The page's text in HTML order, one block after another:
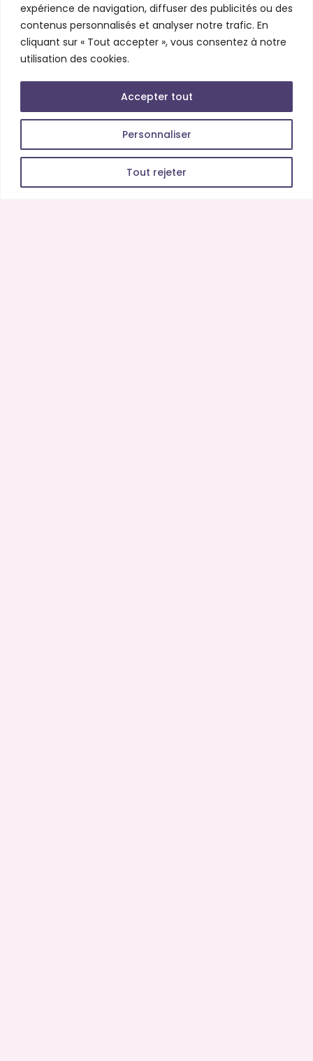
expérience de navigation, diffuser des publicités ou des
contenus personnalisés et analyser notre trafic. En
cliquant sur « Tout accepter », vous consentez à notre
utilisation des cookies.
Personnaliser
Tout rejeter
Accepter tout